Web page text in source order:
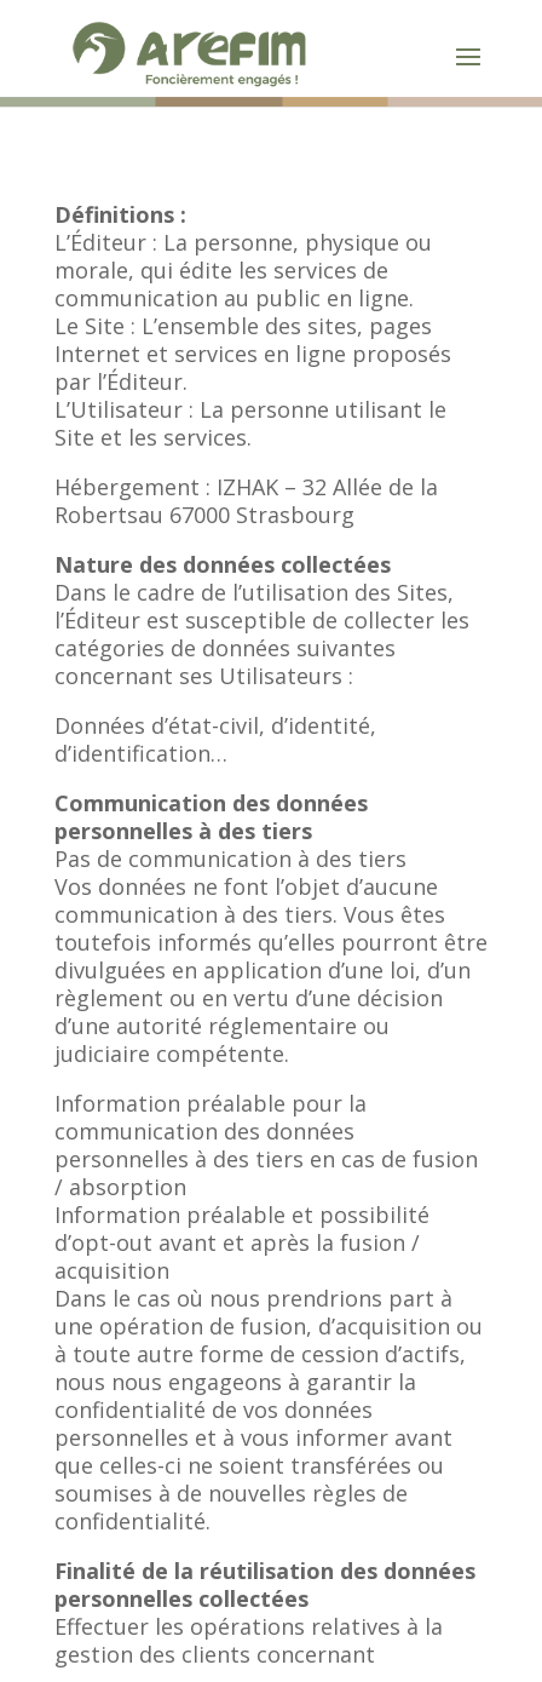
Définitions :
L’Éditeur : La personne, physique ou
morale, qui édite les services de
communication au public en ligne.
Le Site : L’ensemble des sites, pages
Internet et services en ligne proposés
par l’Éditeur.
L’Utilisateur : La personne utilisant le
Site et les services.
Hébergement : IZHAK – 32 Allée de la
Robertsau 67000 Strasbourg
Nature des données collectées
Dans le cadre de l’utilisation des Sites,
l’Éditeur est susceptible de collecter les
catégories de données suivantes
concernant ses Utilisateurs :
Données d’état-civil, d’identité,
d’identification…
Communication des données
personnelles à des tiers
Pas de communication à des tiers
Vos données ne font l’objet d’aucune
communication à des tiers. Vous êtes
toutefois informés qu’elles pourront être
divulguées en application d’une loi, d’un
règlement ou en vertu d’une décision
d’une autorité réglementaire ou
judiciaire compétente.
Information préalable pour la
communication des données
personnelles à des tiers en cas de fusion
/ absorption
Information préalable et possibilité
d’opt-out avant et après la fusion /
acquisition
Dans le cas où nous prendrions part à
une opération de fusion, d’acquisition ou
à toute autre forme de cession d’actifs,
nous nous engageons à garantir la
confidentialité de vos données
personnelles et à vous informer avant
que celles-ci ne soient transférées ou
soumises à de nouvelles règles de
confidentialité.
Finalité de la réutilisation des données
personnelles collectées
Effectuer les opérations relatives à la
gestion des clients concernant